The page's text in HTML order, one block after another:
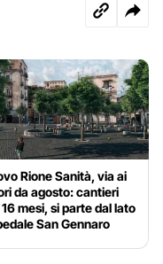
Rione Sanità, via ai
da agosto: cantieri
mesi, si parte dal lato
San Gennaro